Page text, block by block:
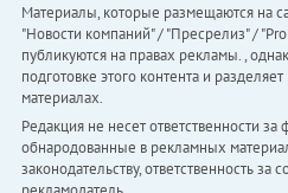
Материалы, которые размещаются на
"Новости компаний" / "Пресрелиз" /
публикуются на правах рекламы. ,
подготовке этого контента и
материалах.
Редакция не несет ответственности
обнародованные в рекламных
законодательству, ответственность